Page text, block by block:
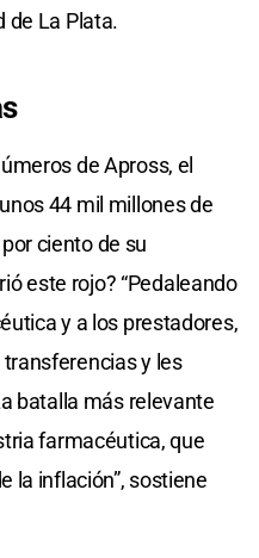
de La Plata.
de Apross, el
44 mil millones de
ciento de su
este rojo? “Pedaleando
y a los prestadores,
y les
batalla más relevante
farmacéutica, que
la inflación”, sostiene